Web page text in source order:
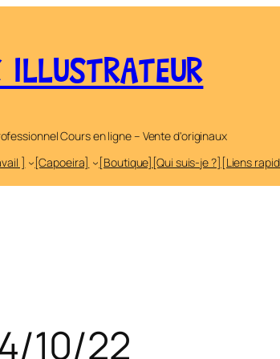
Cours en ligne – Vente d'originaux
] [Capoeira] [Boutique] [Qui suis-je ?] [Liens
10/22